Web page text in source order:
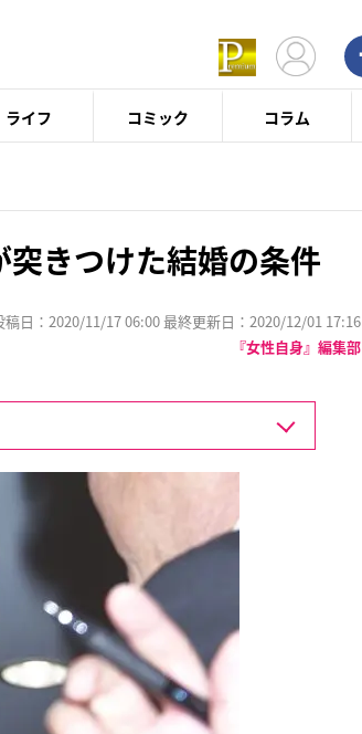
ライフ コミック コラム
きつけた結婚の条件
稿日：2020/11/17 06:00 最終更新日：2020/12/01 17:16
『女性自身』編集部